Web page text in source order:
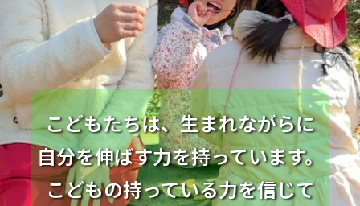
こどもたちは、生まれながらに
自分を伸ばす力を持っています。
こどもの持っている力を信じて